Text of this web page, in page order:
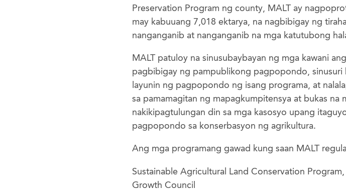
Preservation Program ng county, MALT ay
may kabuuang 7,018 ektarya, na nagbibigay ng
nanganganib at nanganganib na mga katutubong
MALT patuloy na sinusubaybayan ng mga kawani
pagbibigay ng pampublikong pagpopondo, sinusuri
layunin ng pagpopondo ng isang programa, at
sa pamamagitan ng mapagkumpitensya at bukas
nakikipagtulungan din sa mga kasosyo upang
pagpopondo sa konserbasyon ng agrikultura.
Ang mga programang gawad kung saan MALT
Sustainable Agricultural Land Conservation
Growth Council